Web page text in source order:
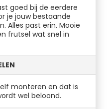
goed bij de eerdere
je jouw bestaande
Alles past erin. Mooie
frutsel wat snel in
monteren en dat is
wel beloond.